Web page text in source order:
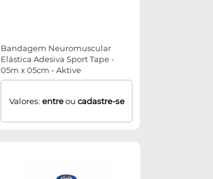
Bandagem Neuromuscular
Elástica Adesiva Sport Tape -
05m x 05cm - Aktive
Valores: entreou cadastre-se